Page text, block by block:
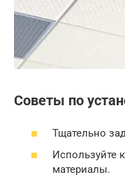
Советы по
Тщательно
Используйте
материалы.